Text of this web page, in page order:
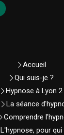
Accueil
Qui suis-je ?
Hypnose à Lyon 2
La séance
Comprendre
L'hypnose, pour qui